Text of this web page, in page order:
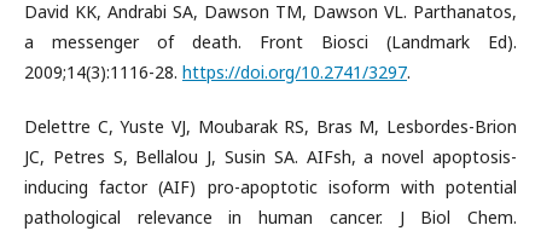
David KK, Andrabi SA, Dawson TM, Dawson VL. Parthanatos,
a messenger of death. Front Biosci (Landmark Ed).
2009;14(3):1116-28. https://doi.org/10.2741/3297.
Delettre C, Yuste VJ, Moubarak RS, Bras M, Lesbordes-Brion
JC, Petres S, Bellalou J, Susin SA. AIFsh, a novel apoptosis-
inducing factor (AIF) pro-apoptotic isoform with potential
pathological relevance in human cancer. J Biol Chem.